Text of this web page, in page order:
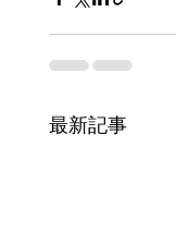
最新記事